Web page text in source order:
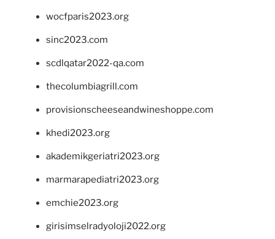
wocfparis2023.org
sinc2023.com
scdlqatar2022-qa.com
thecolumbiagrill.com
provisionscheeseandwineshoppe.com
khedi2023.org
akademikgeriatri2023.org
marmarapediatri2023.org
emchie2023.org
girisimselradyoloji2022.org